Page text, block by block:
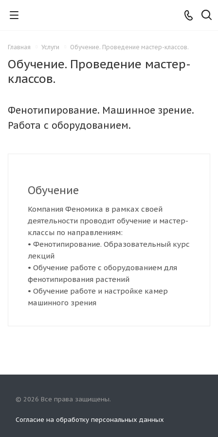
Главная Услуги Обучение. Проведение мастер-классов.
Обучение. Проведение мастер-
классов.
Фенотипирование. Машинное зрение.
Работа с оборудованием.
Обучение
Компания Феномика в рамках своей
деятельности проводит обучение и мастер-
классы по направлениям:
• Фенотипирование. Образовательный курс
лекций
• Обучение работе с оборудованием для
фенотипирования растений
• Обучение работе и настройке камер
машинного зрения
© 2026 Все права защищены.
Согласие на обработку персональных данных